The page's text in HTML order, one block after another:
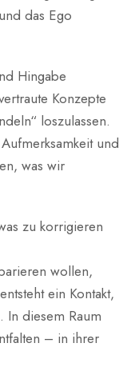
das Ego
Hingabe
Konzepte
loszulassen.
und
was wir
zu korrigieren
wollen,
ein Kontakt,
In diesem Raum
– in ihrer